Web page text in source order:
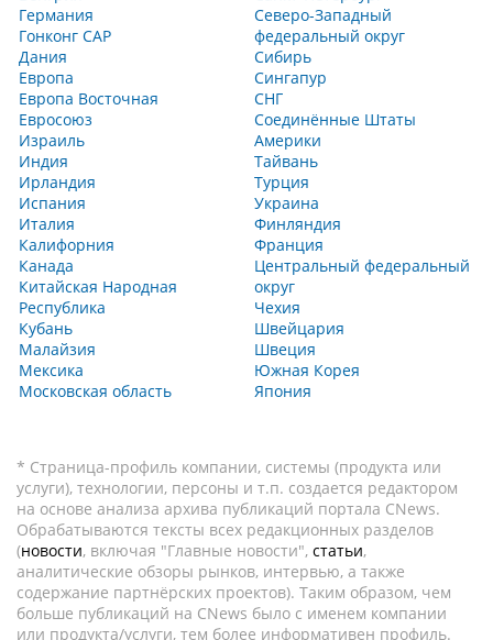
Германия
Гонконг САР
Дания
Европа
Европа Восточная
Евросоюз
Израиль
Индия
Ирландия
Испания
Италия
Калифорния
Канада
Китайская Народная
Республика
Кубань
Малайзия
Мексика
Московская область
Северо-Западный
федеральный округ
Сибирь
Сингапур
СНГ
Соединённые Штаты
Америки
Тайвань
Турция
Украина
Финляндия
Франция
Центральный федеральный
округ
Чехия
Швейцария
Швеция
Южная Корея
Япония
* Страница-профиль компании, системы (продукта или
услуги), технологии, персоны и т.п. создается редактором
на основе анализа архива публикаций портала CNews.
Обрабатываются тексты всех редакционных разделов
(новости, включая "Главные новости", статьи,
аналитические обзоры рынков, интервью, а также
содержание партнёрских проектов). Таким образом, чем
больше публикаций на CNews было с именем компании
или продукта/услуги, тем более информативен профиль.